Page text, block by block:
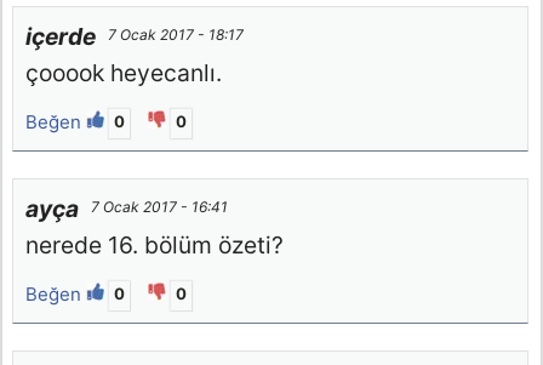
içerde 7 Ocak 2017 - 18:17
çooook heyecanlı.
Beğen 0 0
ayça 7 Ocak 2017 - 16:41
nerede 16. bölüm özeti?
Beğen 0 0